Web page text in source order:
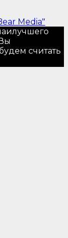
Media"
считать